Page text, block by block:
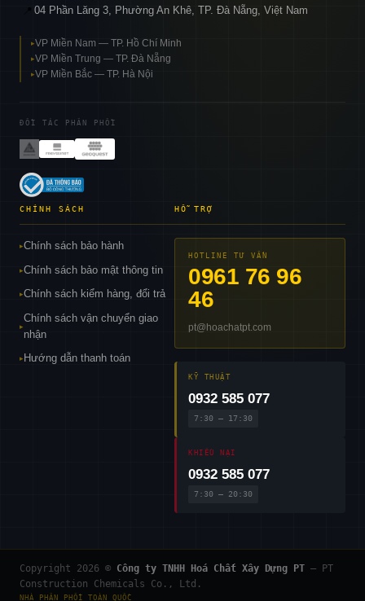
04 Phần Lăng 3, Phường An Khê, TP. Đà Nẵng, Việt Nam
▸VP Miền Nam — TP. Hồ Chí Minh
▸VP Miền Trung — TP. Đà Nẵng
▸VP Miền Bắc — TP. Hà Nội
ĐỐI TÁC PHÂN PHỐI
CHÍNH SÁCH
▸Chính sách bảo hành
▸Chính sách bảo mật thông tin
▸Chính sách kiểm hàng, đổi trả
▸
Chính sách vận chuyển giao
nhận
▸ Hướng dẫn thanh toán
HỖ TRỢ
HOTLINE TƯ VẤN
0961 76 96
46
pt@hoachatpt.com
KỸ THUẬT
0932 585 077
7:30 – 17:30
KHIẾU NẠI
0932 585 077
7:30 – 20:30
Copyright 2026 © Công ty TNHH Hoá Chất Xây Dựng PT — PT
Construction Chemicals Co., Ltd.
NHÀ PHÂN PHỐI TOÀN QUỐC